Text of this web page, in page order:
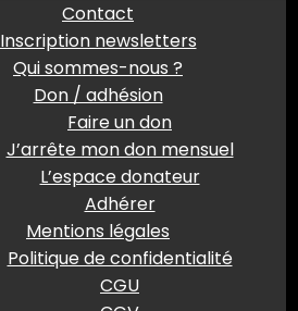
Contact
Inscription newsletters
Qui sommes-nous ?
Don / adhésion
Faire un don
J’arrête mon don mensuel
L’espace donateur
Adhérer
Mentions légales
Politique de confidentialité
CGU